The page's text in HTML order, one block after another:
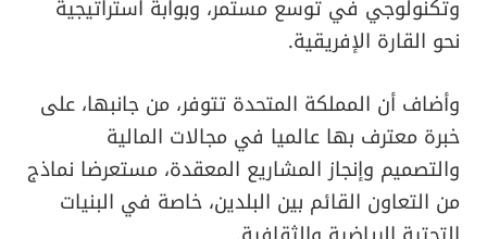
وتكنولوجي في توسع مستمر، وبوابة استراتيجية
نحو القارة الإفريقية.
وأضاف أن المملكة المتحدة تتوفر، من جانبها، على
خبرة معترف بها عالميا في مجالات المالية
والتصميم وإنجاز المشاريع المعقدة، مستعرضا نماذج
من التعاون القائم بين البلدين، خاصة في البنيات